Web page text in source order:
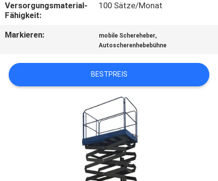
BITTE UM
EIN
SITEMAP
DATENSCHUTZRICHTLINIE
Versorgungsmaterial-
Fähigkeit:
100 Sätze/Monat
Markieren: mobile Schereheber,
Autoscherenhebebühne
BESTPREIS